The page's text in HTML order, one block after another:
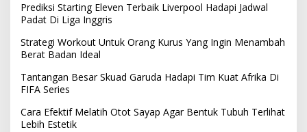
Prediksi Starting Eleven Terbaik Liverpool Hadapi Jadwal
Padat Di Liga Inggris
Strategi Workout Untuk Orang Kurus Yang Ingin Menambah
Berat Badan Ideal
Tantangan Besar Skuad Garuda Hadapi Tim Kuat Afrika Di
FIFA Series
Cara Efektif Melatih Otot Sayap Agar Bentuk Tubuh Terlihat
Lebih Estetik